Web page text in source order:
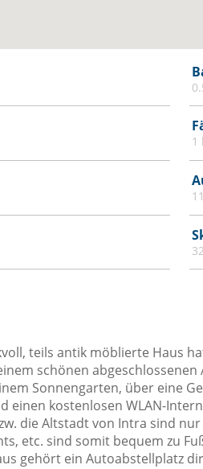
1
teils antik möblierte Haus
schönen
Sonnengarten, über eine
einen kostenlosen WLAN-
die Altstadt von Intra sind
etc. sind somit bequem zu
gehört ein Autoabstellplatz